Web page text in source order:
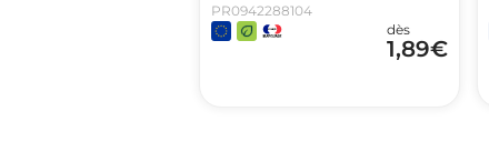
PR0942288104
dès
1,89€